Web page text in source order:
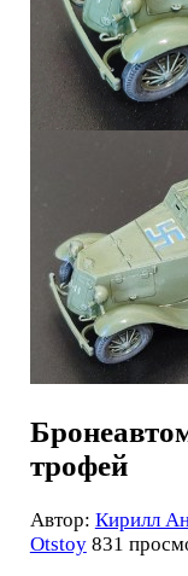
трофей
Автор: Кирилл
Otstoy 831